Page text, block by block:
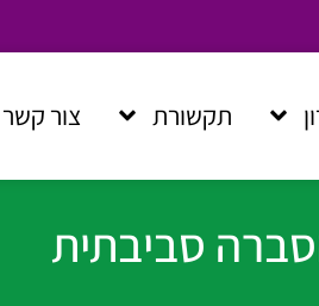
תקשורת צור קשר
סביבתית